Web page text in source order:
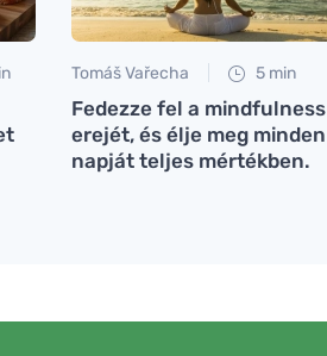
Tomáš Vařecha 5 min
Fedezze fel a mindfulness
erejét, és élje meg minden
napját teljes mértékben.